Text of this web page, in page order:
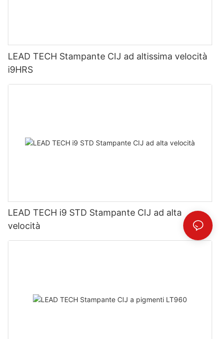
LEAD TECH Stampante CIJ ad altissima velocità
i9HRS
LEAD TECH i9 STD Stampante CIJ ad alta
velocità